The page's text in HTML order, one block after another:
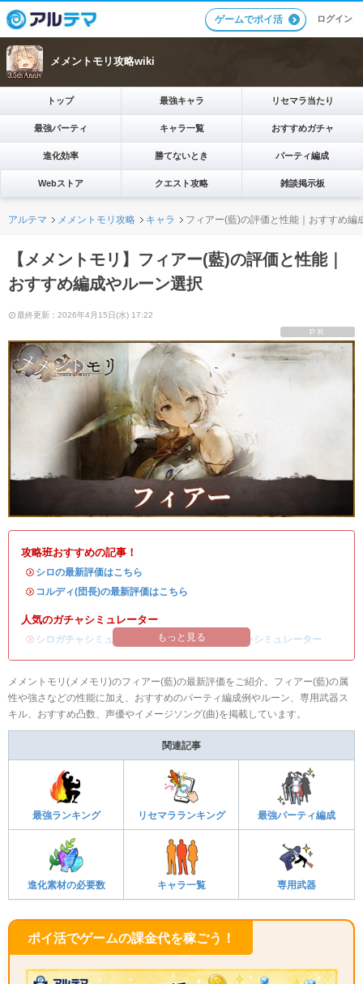
ゲームでポイ活 ログイン
メメントモリ攻略wiki
トップ 最強キャラ リセマラ当たり
最強パーティ キャラ一覧 おすすめガチャ
進化効率 勝てないとき パーティ編成
Webストア クエスト攻略 雑談掲示板
アルテマ メメントモリ攻略 キャラ フィアー(藍)の評価と性能｜おすすめ編
【メメントモリ】フィアー(藍)の評価と性能｜
おすすめ編成やルーン選択
最終更新：2026年4月15日(水) 17:22
PR
攻略班おすすめの記事！
・ シロの最新評価はこちら
・ コルディ(団長)の最新評価はこちら
人気のガチャシミュレーター
・ シロガチャシミュレーター /コルディ(団長)ガチャシミュレーター
もっと見る
メメントモリ(メメモリ)のフィアー(藍)の最新評価をご紹介。フィアー(藍)の属
性や強さなどの性能に加え、おすすめのパーティ編成例やルーン、専用武器ス
キル、おすすめ凸数、声優やイメージソング(曲)を掲載しています。
関連記事
最強ランキング リセマラランキング 最強パーティ編成
進化素材の必要数 キャラ一覧 専用武器
ポイ活でゲームの課金代を稼ごう！